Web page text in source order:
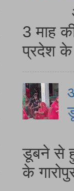
3 माह
प्रदेश
डूबने से
के